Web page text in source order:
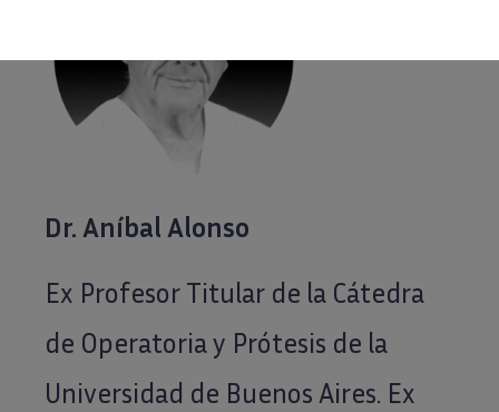
Dr. Aníbal Alonso
Ex Profesor Titular de la Cátedra
de Operatoria y Prótesis de la
Universidad de Buenos Aires. Ex